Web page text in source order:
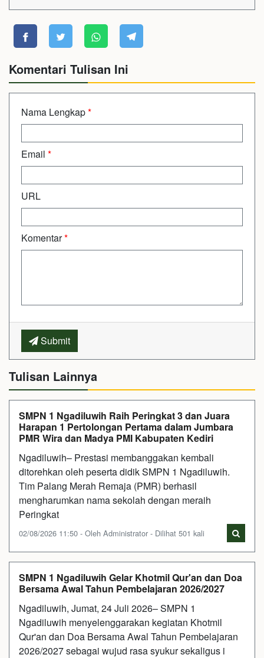
Komentari Tulisan Ini
Nama Lengkap*
Email *
URL
Komentar*
Submit
Tulisan Lainnya
SMPN 1 Ngadiluwih Raih Peringkat 3 dan Juara
Harapan 1 Pertolongan Pertama dalam Jumbara
PMR Wira dan Madya PMI Kabupaten Kediri
Ngadiluwih– Prestasi membanggakan kembali
ditorehkan oleh peserta didik SMPN 1 Ngadiluwih.
Tim Palang Merah Remaja (PMR) berhasil
mengharumkan nama sekolah dengan meraih
Peringkat
02/08/2026 11:50 - Oleh Administrator - Dilihat 501 kali
SMPN 1 Ngadiluwih Gelar Khotmil Qur'an dan Doa
Bersama Awal Tahun Pembelajaran 2026/2027
Ngadiluwih, Jumat, 24 Juli 2026– SMPN 1
Ngadiluwih menyelenggarakan kegiatan Khotmil
Qur'an dan Doa Bersama Awal Tahun Pembelajaran
2026/2027 sebagai wujud rasa syukur sekaligus i